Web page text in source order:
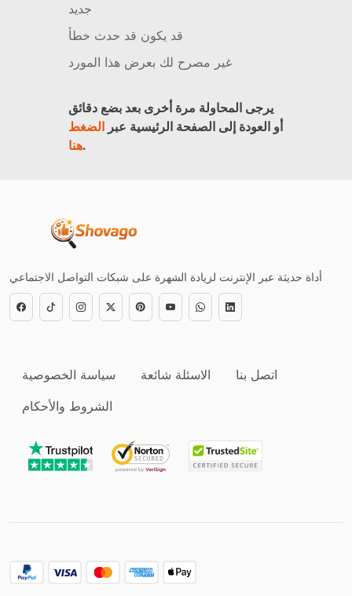
جديد
قد يكون قد حدث خطأ
غير مصرح لك بعرض هذا المورد
يرجى المحاولة مرة أخرى بعد بضع دقائق
أو العودة إلى الصفحة الرئيسية عبرالضغط
هنا.
أداة حديثة عبر الإنترنت لزيادة الشهرة على شبكات التواصل الاجتماعي
سياسة الخصوصية الاسئلة شائعة
اتصل بنا
الشروط والأحكام